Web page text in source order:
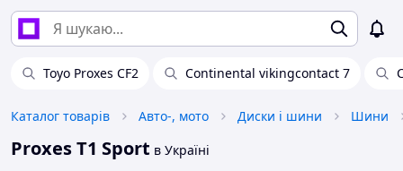
Toyo Proxes CF2 Continental vikingcontact 7
Каталог товарів Авто-, мото Диски і шини Шини
Proxes T1 Sport в Україні